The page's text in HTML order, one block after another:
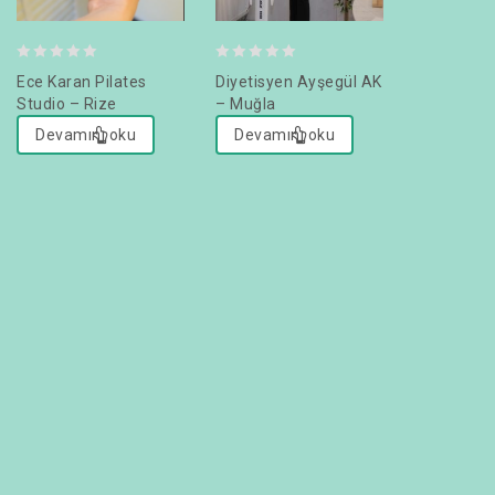
out
5
Ece Karan Pilates
Studio – Rize
Devamını oku
out
5
Diyetisyen Ayşegül AK
– Muğla
Devamını oku